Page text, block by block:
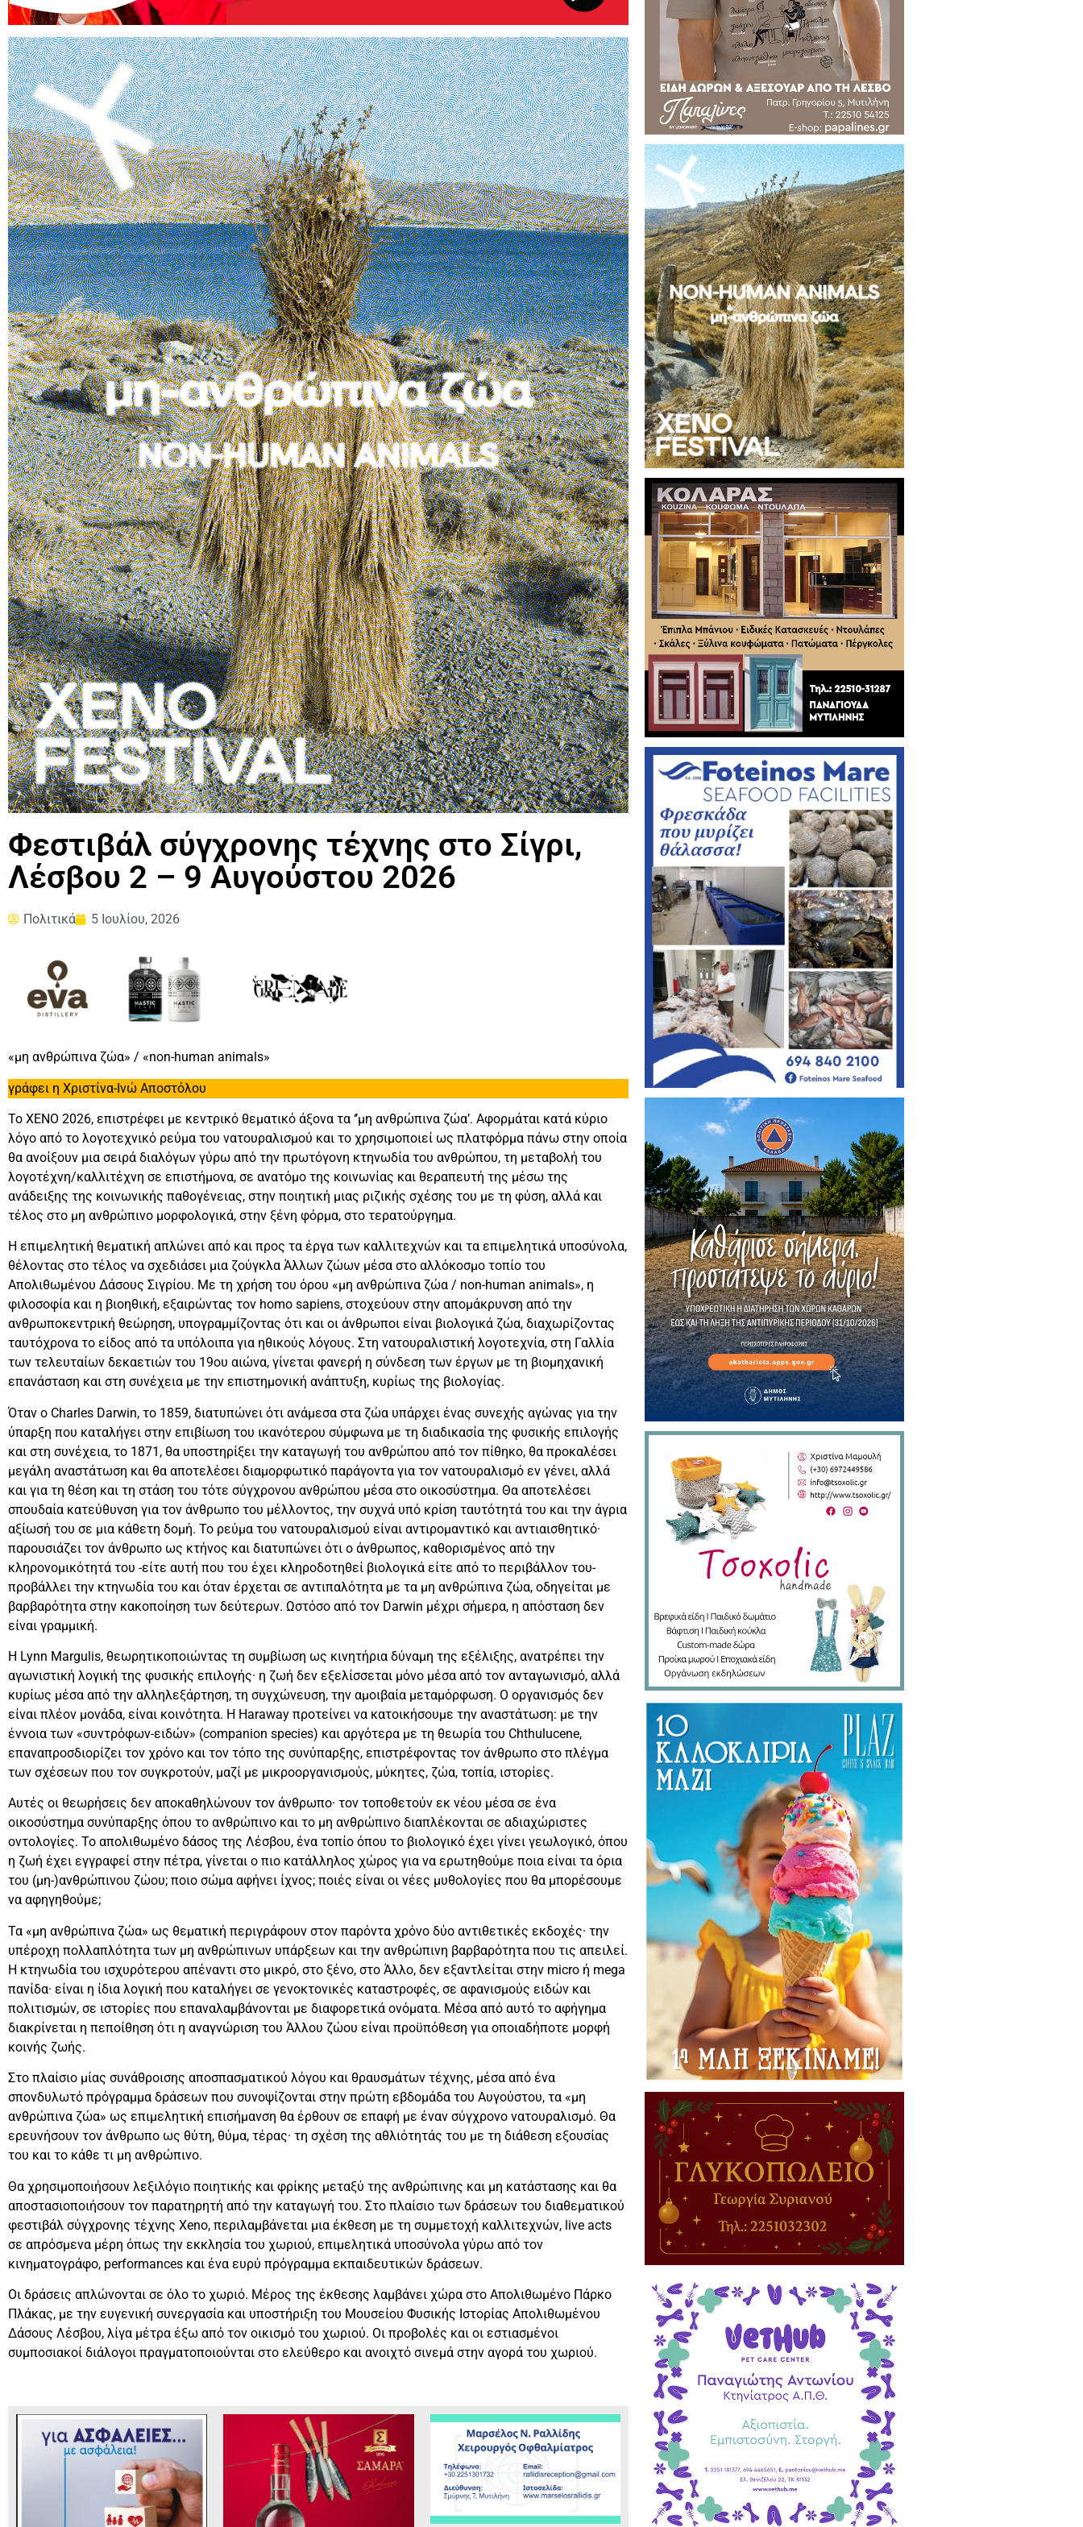
Φεστιβάλ σύγχρονης τέχνης στο Σίγρι,
Λέσβου 2 – 9 Αυγούστου 2026
Πολιτικά 5 Ιουλίου, 2026
«μη ανθρώπινα ζώα» / «non-human animals»
γράφει η Χριστίνα-Ινώ Αποστόλου
To XENO 2026, επιστρέφει με κεντρικό θεματικό άξονα τα ‘’μη ανθρώπινα ζώα’. Αφορμάται κατά κύριο
λόγο από το λογοτεχνικό ρεύμα του νατουραλισμού και το χρησιμοποιεί ως πλατφόρμα πάνω στην οποία
θα ανοίξουν μια σειρά διαλόγων γύρω από την πρωτόγονη κτηνωδία του ανθρώπου, τη μεταβολή του
λογοτέχνη/καλλιτέχνη σε επιστήμονα, σε ανατόμο της κοινωνίας και θεραπευτή της μέσω της
ανάδειξης της κοινωνικής παθογένειας, στην ποιητική μιας ριζικής σχέσης του με τη φύση, αλλά και
τέλος στο μη ανθρώπινο μορφολογικά, στην ξένη φόρμα, στο τερατούργημα.
Η επιμελητική θεματική απλώνει από και προς τα έργα των καλλιτεχνών και τα επιμελητικά υποσύνολα,
θέλοντας στο τέλος να σχεδιάσει μια ζούγκλα Άλλων ζώων μέσα στο αλλόκοσμο τοπίο του
Απολιθωμένου Δάσους Σιγρίου. Με τη χρήση του όρου «μη ανθρώπινα ζώα / non-human animals», η
φιλοσοφία και η βιοηθική, εξαιρώντας τον homo sapiens, στοχεύουν στην απομάκρυνση από την
ανθρωποκεντρική θεώρηση, υπογραμμίζοντας ότι και οι άνθρωποι είναι βιολογικά ζώα, διαχωρίζοντας
ταυτόχρονα το είδος από τα υπόλοιπα για ηθικούς λόγους. Στη νατουραλιστική λογοτεχνία, στη Γαλλία
των τελευταίων δεκαετιών του 19ου αιώνα, γίνεται φανερή η σύνδεση των έργων με τη βιομηχανική
επανάσταση και στη συνέχεια με την επιστημονική ανάπτυξη, κυρίως της βιολογίας.
Όταν ο Charles Darwin, το 1859, διατυπώνει ότι ανάμεσα στα ζώα υπάρχει ένας συνεχής αγώνας για την
ύπαρξη που καταλήγει στην επιβίωση του ικανότερου σύμφωνα με τη διαδικασία της φυσικής επιλογής
και στη συνέχεια, το 1871, θα υποστηρίξει την καταγωγή του ανθρώπου από τον πίθηκο, θα προκαλέσει
μεγάλη αναστάτωση και θα αποτελέσει διαμορφωτικό παράγοντα για τον νατουραλισμό εν γένει, αλλά
και για τη θέση και τη στάση του τότε σύγχρονου ανθρώπου μέσα στο οικοσύστημα. Θα αποτελέσει
σπουδαία κατεύθυνση για τον άνθρωπο του μέλλοντος, την συχνά υπό κρίση ταυτότητά του και την άγρια
αξίωσή του σε μια κάθετη δομή. Το ρεύμα του νατουραλισμού είναι αντιρομαντικό και αντιαισθητικό·
παρουσιάζει τον άνθρωπο ως κτήνος και διατυπώνει ότι ο άνθρωπος, καθορισμένος από την
κληρονομικότητά του -είτε αυτή που του έχει κληροδοτηθεί βιολογικά είτε από το περιβάλλον του-
προβάλλει την κτηνωδία του και όταν έρχεται σε αντιπαλότητα με τα μη ανθρώπινα ζώα, οδηγείται με
βαρβαρότητα στην κακοποίηση των δεύτερων. Ωστόσο από τον Darwin μέχρι σήμερα, η απόσταση δεν
είναι γραμμική.
Η Lynn Margulis, θεωρητικοποιώντας τη συμβίωση ως κινητήρια δύναμη της εξέλιξης, ανατρέπει την
αγωνιστική λογική της φυσικής επιλογής· η ζωή δεν εξελίσσεται μόνο μέσα από τον ανταγωνισμό, αλλά
κυρίως μέσα από την αλληλεξάρτηση, τη συγχώνευση, την αμοιβαία μεταμόρφωση. Ο οργανισμός δεν
είναι πλέον μονάδα, είναι κοινότητα. Η Haraway προτείνει να κατοικήσουμε την αναστάτωση: με την
έννοια των «συντρόφων-ειδών» (companion species) και αργότερα με τη θεωρία του Chthulucene,
επαναπροσδιορίζει τον χρόνο και τον τόπο της συνύπαρξης, επιστρέφοντας τον άνθρωπο στο πλέγμα
των σχέσεων που τον συγκροτούν, μαζί με μικροοργανισμούς, μύκητες, ζώα, τοπία, ιστορίες.
Αυτές οι θεωρήσεις δεν αποκαθηλώνουν τον άνθρωπο· τον τοποθετούν εκ νέου μέσα σε ένα
οικοσύστημα συνύπαρξης όπου το ανθρώπινο και το μη ανθρώπινο διαπλέκονται σε αδιαχώριστες
οντολογίες. Το απολιθωμένο δάσος της Λέσβου, ένα τοπίο όπου το βιολογικό έχει γίνει γεωλογικό, όπου
η ζωή έχει εγγραφεί στην πέτρα, γίνεται ο πιο κατάλληλος χώρος για να ερωτηθούμε ποια είναι τα όρια
του (μη-)ανθρώπινου ζώου; ποιο σώμα αφήνει ίχνος; ποιές είναι οι νέες μυθολογίες που θα μπορέσουμε
να αφηγηθούμε;
Τα «μη ανθρώπινα ζώα» ως θεματική περιγράφουν στον παρόντα χρόνο δύο αντιθετικές εκδοχές· την
υπέροχη πολλαπλότητα των μη ανθρώπινων υπάρξεων και την ανθρώπινη βαρβαρότητα που τις απειλεί.
Η κτηνωδία του ισχυρότερου απέναντι στο μικρό, στο ξένο, στο Άλλο, δεν εξαντλείται στην micro ή mega
πανίδα· είναι η ίδια λογική που καταλήγει σε γενοκτονικές καταστροφές, σε αφανισμούς ειδών και
πολιτισμών, σε ιστορίες που επαναλαμβάνονται με διαφορετικά ονόματα. Μέσα από αυτό το αφήγημα
διακρίνεται η πεποίθηση ότι η αναγνώριση του Άλλου ζώου είναι προϋπόθεση για οποιαδήποτε μορφή
κοινής ζωής.
Στο πλαίσιο μίας συνάθροισης αποσπασματικού λόγου και θραυσμάτων τέχνης, μέσα από ένα
σπονδυλωτό πρόγραμμα δράσεων που συνοψίζονται στην πρώτη εβδομάδα του Αυγούστου, τα «μη
ανθρώπινα ζώα» ως επιμελητική επισήμανση θα έρθουν σε επαφή με έναν σύγχρονο νατουραλισμό. Θα
ερευνήσουν τον άνθρωπο ως θύτη, θύμα, τέρας· τη σχέση της αθλιότητάς του με τη διάθεση εξουσίας
του και το κάθε τι μη ανθρώπινο.
Θα χρησιμοποιήσουν λεξιλόγιο ποιητικής και φρίκης μεταξύ της ανθρώπινης και μη κατάστασης και θα
αποστασιοποιήσουν τον παρατηρητή από την καταγωγή του. Στο πλαίσιο των δράσεων του διαθεματικού
φεστιβάλ σύγχρονης τέχνης Xeno, περιλαμβάνεται μια έκθεση με τη συμμετοχή καλλιτεχνών, live acts
σε απρόσμενα μέρη όπως την εκκλησία του χωριού, επιμελητικά υποσύνολα γύρω από τον
κινηματογράφο, performances και ένα ευρύ πρόγραμμα εκπαιδευτικών δράσεων.
Οι δράσεις απλώνονται σε όλο το χωριό. Μέρος της έκθεσης λαμβάνει χώρα στο Απολιθωμένο Πάρκο
Πλάκας, με την ευγενική συνεργασία και υποστήριξη του Μουσείου Φυσικής Ιστορίας Απολιθωμένου
Δάσους Λέσβου, λίγα μέτρα έξω από τον οικισμό του χωριού. Οι προβολές και οι εστιασμένοι
συμποσιακοί διάλογοι πραγματοποιούνται στο ελεύθερο και ανοιχτό σινεμά στην αγορά του χωριού.